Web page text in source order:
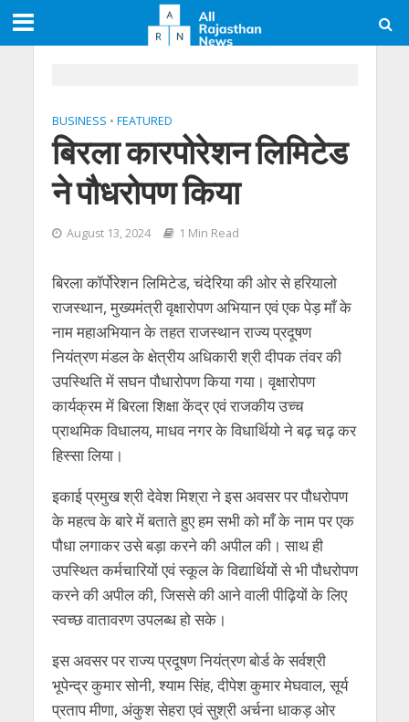
BUSINESS • FEATURED
बिरला कारपोरेशन लिमिटेड
ने पौधरोपण किया
August 13, 2024 1 Min Read
बिरला कॉर्पोरेशन लिमिटेड, चंदेरिया की ओर से हरियालो
राजस्थान, मुख्यमंत्री वृक्षारोपण अभियान एवं एक पेड़ माँ के
नाम महाअभियान के तहत राजस्थान राज्य प्रदूषण
नियंत्रण मंडल के क्षेत्रीय अधिकारी श्री दीपक तंवर की
उपस्थिति में सघन पौधारोपण किया गया। वृक्षारोपण
कार्यक्रम में बिरला शिक्षा केंद्र एवं राजकीय उच्च
प्राथमिक विधालय, माधव नगर के विधार्थियो ने बढ़ चढ़ कर
हिस्सा लिया।
इकाई प्रमुख श्री देवेश मिश्रा ने इस अवसर पर पौधरोपण
के महत्व के बारे में बताते हुए हम सभी को माँ के नाम पर एक
पौधा लगाकर उसे बड़ा करने की अपील की। साथ ही
उपस्थित कर्मचारियों एवं स्कूल के विद्यार्थियों से भी पौधरोपण
करने की अपील की, जिससे की आने वाली पीढ़ियों के लिए
स्वच्छ वातावरण उपलब्ध हो सके।
इस अवसर पर राज्य प्रदूषण नियंत्रण बोर्ड के सर्वश्री
भूपेन्द्र कुमार सोनी, श्याम सिंह, दीपेश कुमार मेघवाल, सूर्य
प्रताप मीणा, अंकुश सेहरा एवं सुश्री अर्चना धाकड़ ओर